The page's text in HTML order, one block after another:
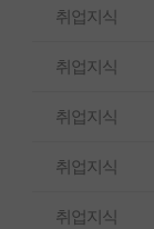
취업지식
취업지식
취업지식
취업지식
취업지식